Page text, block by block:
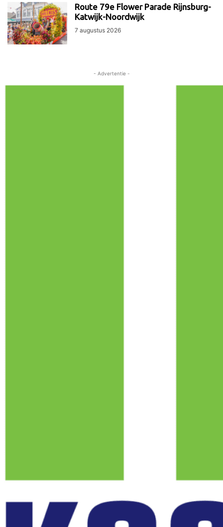
Route 79e Flower Parade Rijnsburg-
Katwijk-Noordwijk
7 augustus 2026
- Advertentie -